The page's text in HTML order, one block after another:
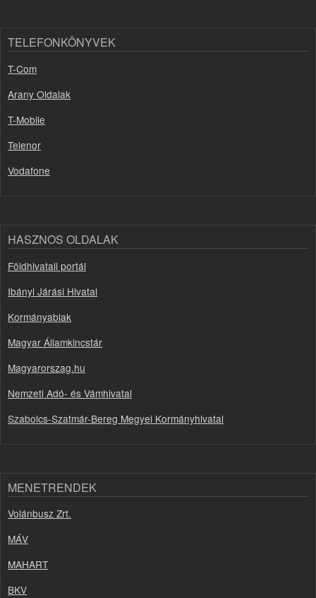
TELEFONKÖNYVEK
T-Com
Arany Oldalak
T-Mobile
Telenor
Vodafone
HASZNOS OLDALAK
Földhivatali portál
Ibányi Járási Hivatal
Kormányablak
Magyar Államkincstár
Magyarorszag.hu
Nemzeti Adó- és Vámhivatal
Szabolcs-Szatmár-Bereg Megyei Kormányhivatal
MENETRENDEK
Volánbusz Zrt.
MÁV
MAHART
BKV